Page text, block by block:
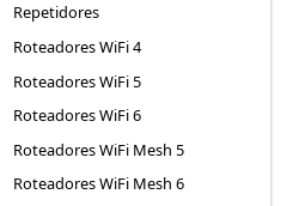
Repetidores
Roteadores WiFi 4
Roteadores WiFi 5
Roteadores WiFi 6
Roteadores WiFi Mesh 5
Roteadores WiFi Mesh 6